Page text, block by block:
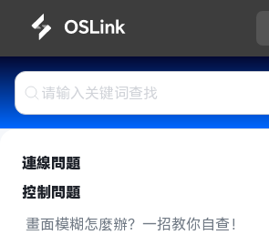
連線問題
控制問題
畫面模糊怎麼辦？一招教你自查！